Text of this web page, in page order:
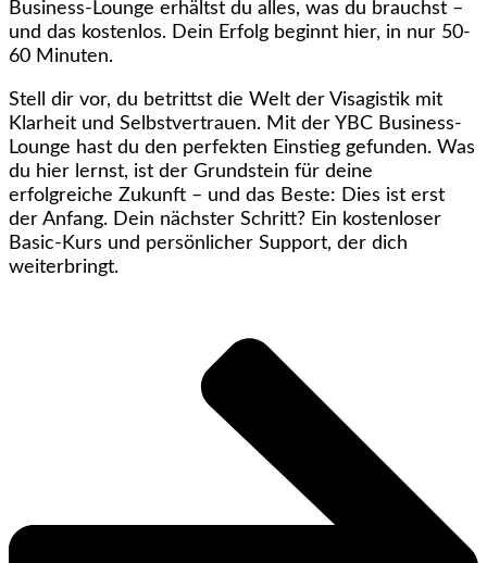
Business-Lounge erhältst du alles, was du brauchst –
und das kostenlos. Dein Erfolg beginnt hier, in nur 50-
60 Minuten.
Stell dir vor, du betrittst die Welt der Visagistik mit
Klarheit und Selbstvertrauen. Mit der YBC Business-
Lounge hast du den perfekten Einstieg gefunden. Was
du hier lernst, ist der Grundstein für deine
erfolgreiche Zukunft – und das Beste: Dies ist erst
der Anfang. Dein nächster Schritt? Ein kostenloser
Basic-Kurs und persönlicher Support, der dich
weiterbringt.